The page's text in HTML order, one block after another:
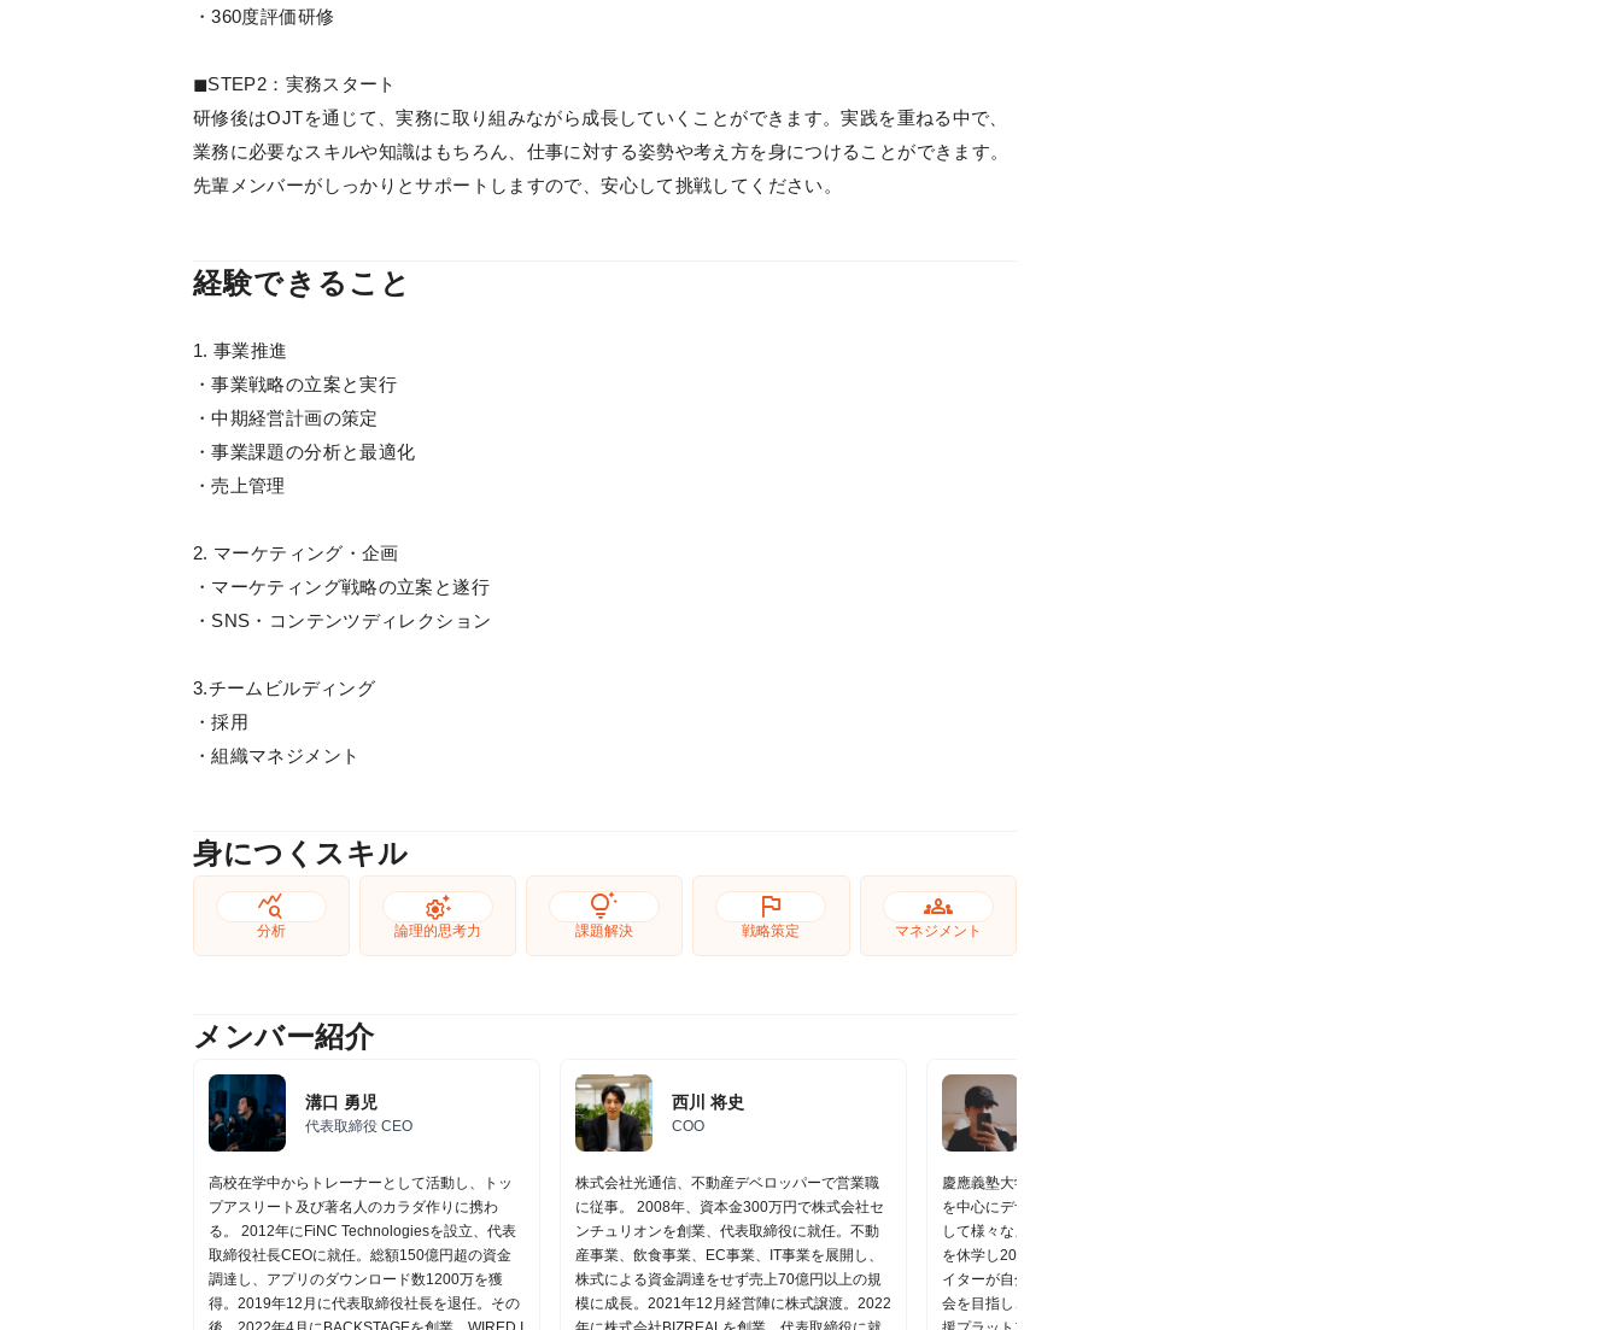
・360度評価研修
◼︎STEP2：実務スタート
研修後はOJTを通じて、実務に取り組みながら成長していくことができます。実践を重ねる中で、
業務に必要なスキルや知識はもちろん、仕事に対する姿勢や考え方を身につけることができます。
先輩メンバーがしっかりとサポートしますので、安心して挑戦してください。
経験できること
1. 事業推進
・事業戦略の立案と実行
・中期経営計画の策定
・事業課題の分析と最適化
・売上管理
2. マーケティング・企画
・マーケティング戦略の立案と遂行
・SNS・コンテンツディレクション
3.チームビルディング
・採用
・組織マネジメント
身につくスキル
query_stats
分析
settings_suggest
論理的思考力
tips_and_updates
課題解決
flag
戦略策定
groups
マネジメント
メンバー紹介
溝口 勇児
代表取締役 CEO
高校在学中からトレーナーとして活動し、トッ
プアスリート及び著名人のカラダ作りに携わ
る。 2012年にFiNC Technologiesを設立、代表
取締役社長CEOに就任。総額150億円超の資金
調達し、アプリのダウンロード数1200万を獲
得。2019年12月に代表取締役社長を退任。その
西川 将史
COO
株式会社光通信、不動産デベロッパーで営業職
に従事。 2008年、資本金300万円で株式会社セ
ンチュリオンを創業、代表取締役に就任。不動
産事業、飲食事業、EC事業、IT事業を展開し、
株式による資金調達をせず売上70億円以上の規
模に成長。2021年12月経営陣に株式譲渡。2022
慶應義塾大学にて、ユーザーインターフェイス
を中心にデザインの研究に従事。エンジニアと
して様々なメガベンチャーを経験した後、大学
を休学し2018年にRINACITAを創業。「クリエ
イターが自分の好きな活動をし続けられる」社
会を目指し、4年間に渡り様々なクリエイター支